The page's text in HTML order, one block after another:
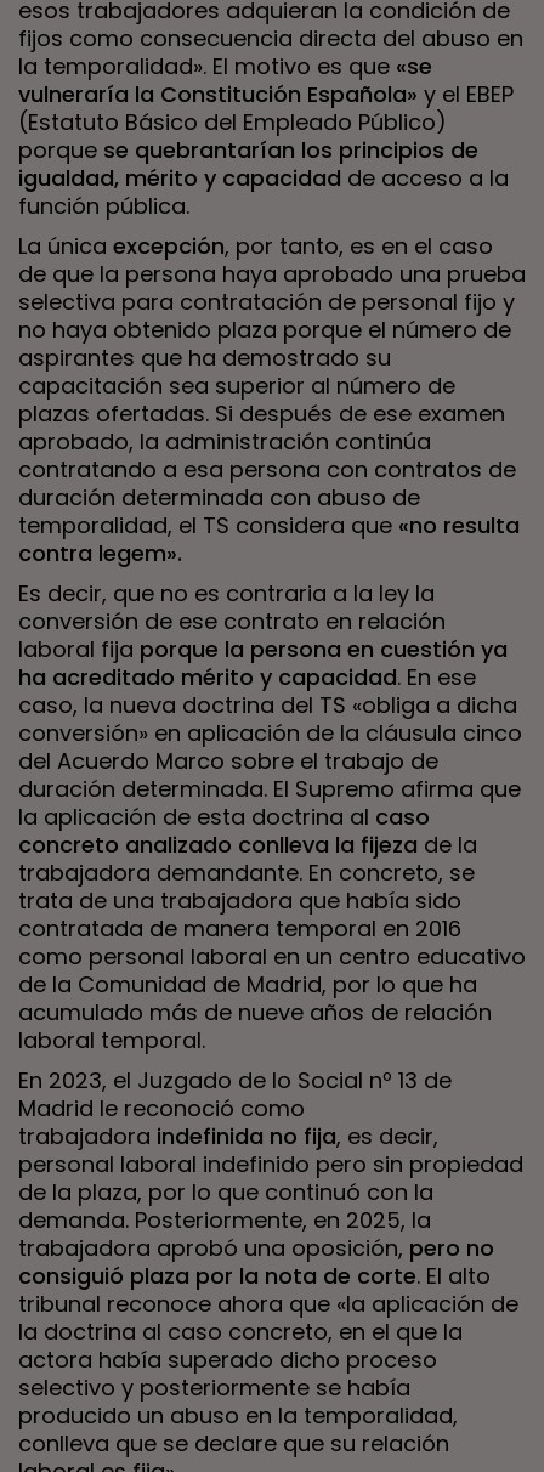
esos trabajadores adquieran la condición de
fijos como consecuencia directa del abuso en
la temporalidad». El motivo es que «se
vulneraría la Constitución Española» y el EBEP
(Estatuto Básico del Empleado Público)
porque se quebrantarían los principios de
igualdad, mérito y capacidad de acceso a la
función pública.
La única excepción, por tanto, es en el caso
de que la persona haya aprobado una prueba
selectiva para contratación de personal fijo y
no haya obtenido plaza porque el número de
aspirantes que ha demostrado su
capacitación sea superior al número de
plazas ofertadas. Si después de ese examen
aprobado, la administración continúa
contratando a esa persona con contratos de
duración determinada con abuso de
temporalidad, el TS considera que «no resulta
contra legem».
Es decir, que no es contraria a la ley la
conversión de ese contrato en relación
laboral fija porque la persona en cuestión ya
ha acreditado mérito y capacidad. En ese
caso, la nueva doctrina del TS «obliga a dicha
conversión» en aplicación de la cláusula cinco
del Acuerdo Marco sobre el trabajo de
duración determinada. El Supremo afirma que
la aplicación de esta doctrina al caso
concreto analizado conlleva la fijeza de la
trabajadora demandante. En concreto, se
trata de una trabajadora que había sido
contratada de manera temporal en 2016
como personal laboral en un centro educativo
de la Comunidad de Madrid, por lo que ha
acumulado más de nueve años de relación
laboral temporal.
En 2023, el Juzgado de lo Social nº 13 de
Madrid le reconoció como
trabajadora indefinida no fija, es decir,
personal laboral indefinido pero sin propiedad
de la plaza, por lo que continuó con la
demanda. Posteriormente, en 2025, la
trabajadora aprobó una oposición, pero no
consiguió plaza por la nota de corte. El alto
tribunal reconoce ahora que «la aplicación de
la doctrina al caso concreto, en el que la
actora había superado dicho proceso
selectivo y posteriormente se había
producido un abuso en la temporalidad,
conlleva que se declare que su relación